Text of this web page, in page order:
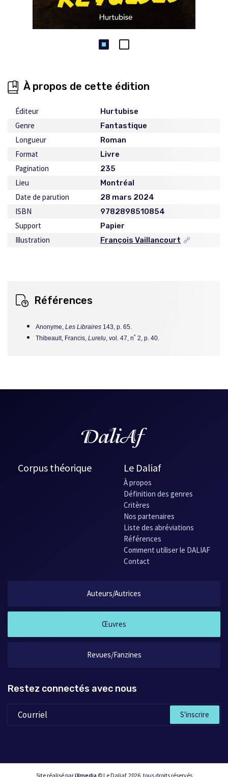
À propos de cette édition
Éditeur Hurtubise
Genre Fantastique
Longueur Roman
Format Livre
Pagination 235
Lieu Montréal
Date de parution 28 mars 2024
ISBN 9782898510854
Support Papier
Illustration François Vaillancourt
Ce
Références
Anonyme, Les Libraires 143, p. 65.
Thibeault, Francis, Lurelu, vol. 47, n˚ 2, p. 40.
Corpus théorique Le Daliaf
À propos
Définition des genres
Critères
Nos partenaires
Liste des abréviations
Références
Comment utiliser le DALIAF
Contact
Auteurs/Autrices
Œuvres
Revues/Fanzines
Restez connectés avec nous
S'inscrire
Site réalisé pariXmedia© Le Daliaf, 2026, tous droits réservés